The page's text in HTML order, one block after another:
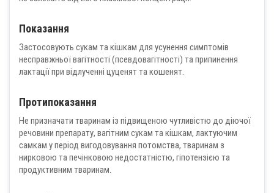
Показання
Застосовують сукам та кішкам для усунення симптомів
несправжньої вагітності (псевдовагітності) та припинення
лактації при відлученні цуценят та кошенят.
Протипоказання
Не призначати тваринам із підвищеною чутливістю до діючої
речовини препарату, вагітним сукам та кішкам, лактуючим
самкам у період вигодовування потомства, тваринам з
нирковою та печінковою недостатністю, гіпотензією та
продуктивним тваринам.